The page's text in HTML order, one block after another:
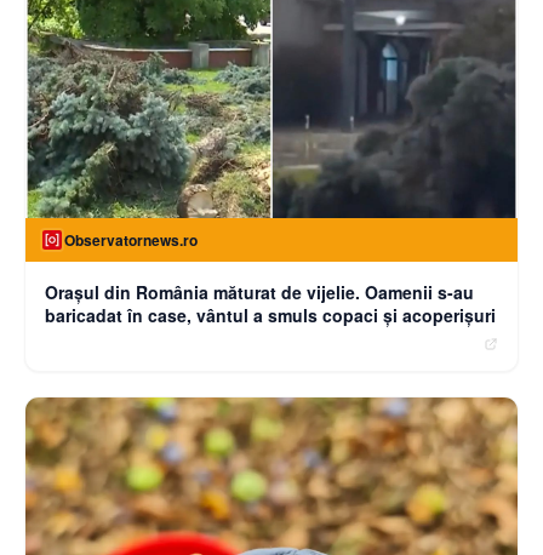
Observatornews.ro
Oraşul din România măturat de vijelie. Oamenii s-au
baricadat în case, vântul a smuls copaci şi acoperişuri